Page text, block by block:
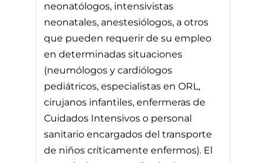
neonatólogos, intensivistas
neonatales, anestesiólogos, a otros
que pueden requerir de su empleo
en determinadas situaciones
(neumólogos y cardiólogos
pediátricos, especialistas en ORL,
cirujanos infantiles, enfermeras de
Cuidados Intensivos o personal
sanitario encargados del transporte
de niños críticamente enfermos). El